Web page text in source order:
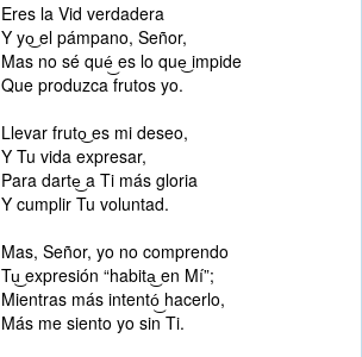
Eres la Vid verdadera
Y yo͜ el pámpano, Señor,
Mas no sé qué͜ es lo que͜ impide
Que produzca frutos yo.
Llevar fruto͜ es mi deseo,
Y Tu vida expresar,
Para darte͜ a Ti más gloria
Y cumplir Tu voluntad.
Mas, Señor, yo no comprendo
Tu͜ expresión “habita͜ en Mí”;
Mientras más intentó͜ hacerlo,
Más me siento yo sin Ti.